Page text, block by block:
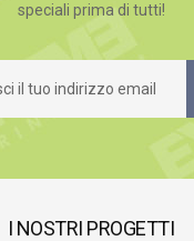
speciali prima di tutti!
I NOSTRI PROGETTI